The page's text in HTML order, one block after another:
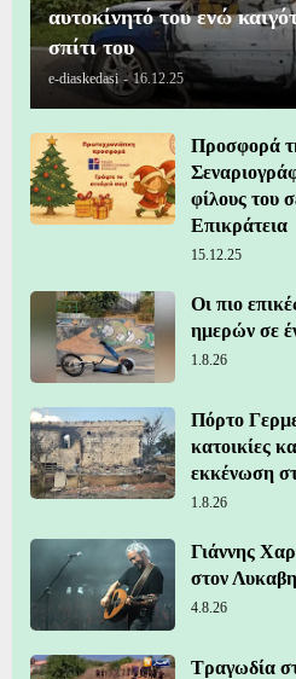
αυτοκίνητό του ενώ
σπίτι του
e-diaskedasi - 16.12.25
Προσφορά
φίλους του
Επικράτεια
15.12.25
Οι πιο
ημερών σε
1.8.26
Πόρτο
κατοικίες
εκκένωση
1.8.26
Γιάννης
στον
4.8.26
Τραγωδία